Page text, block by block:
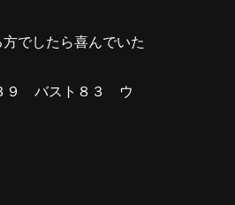
でしたら喜んでいた
９ バスト８３ ウ